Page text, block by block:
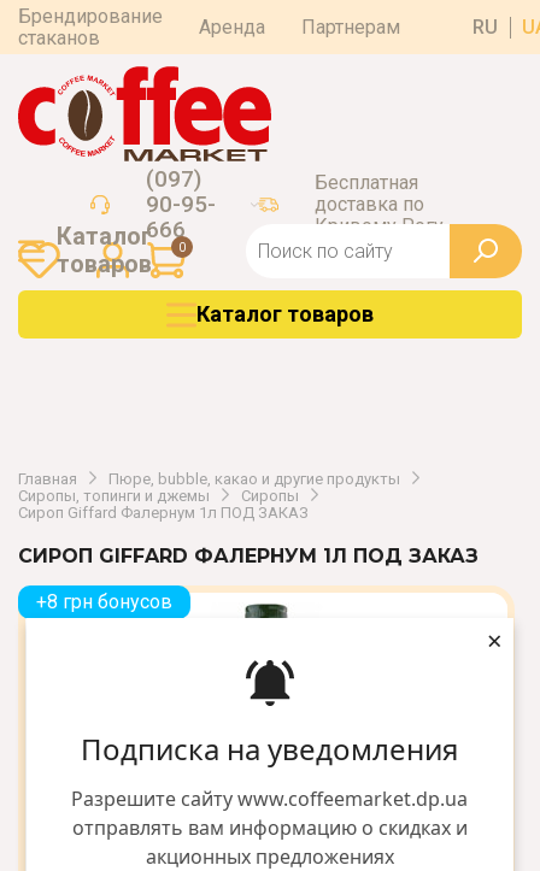
Подписка на уведомления
Разрешите сайту www.coffeemarket.dp.ua
отправлять вам информацию о скидках и
акционных предложениях
×
Брендирование
стаканов
Аренда Партнерам RU
(097)
90-95-
666
Бесплатная
доставка по
Кривому Рогу
0
Каталог
товаров
Каталог товаров
Главная
Пюре, bubble, какао и другие продукты
Сиропы, топинги и джемы
Сиропы
Сироп Giffard Фалернум 1л ПОД ЗАКАЗ
СИРОП GIFFARD ФАЛЕРНУМ 1Л ПОД ЗАКАЗ
+8 грн бонусов